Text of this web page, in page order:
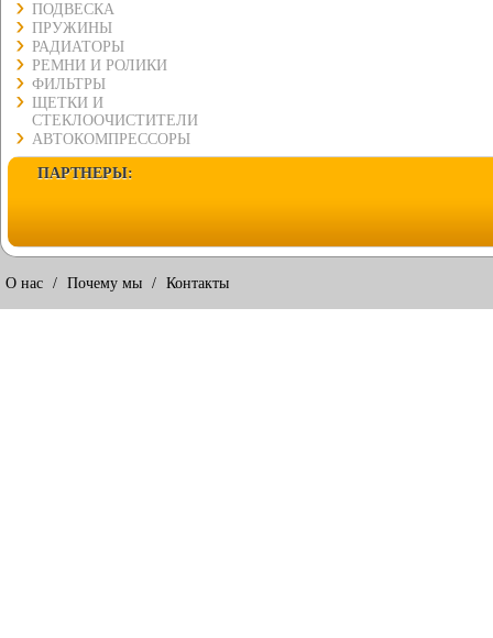
ПОДВЕСКА
ПРУЖИНЫ
РАДИАТОРЫ
РЕМНИ И РОЛИКИ
ФИЛЬТРЫ
ЩЕТКИ И
СТЕКЛООЧИСТИТЕЛИ
АВТОКОМПРЕССОРЫ
ПАРТНЕРЫ:
О нас / Почему мы / Контакты